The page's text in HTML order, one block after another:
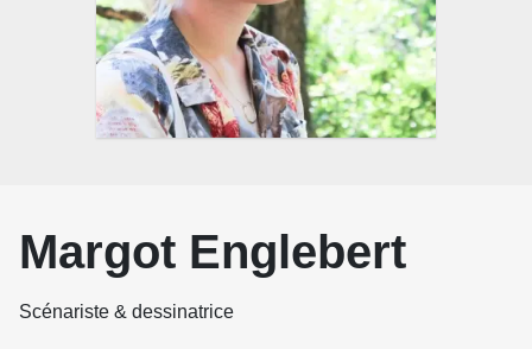
Margot Englebert
Scénariste & dessinatrice